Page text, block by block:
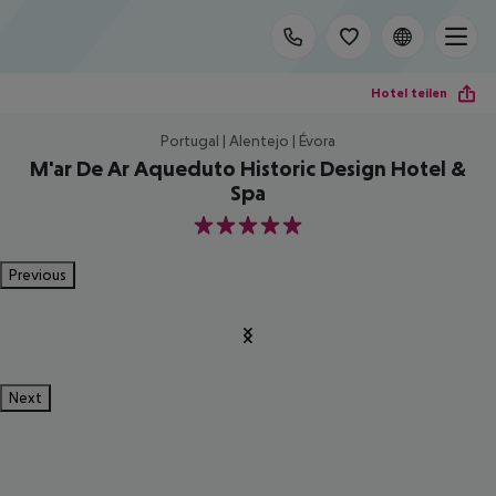
Hotel teilen
Portugal | Alentejo | Évora
M'ar De Ar Aqueduto Historic Design Hotel &
Spa
5
Previous
Next